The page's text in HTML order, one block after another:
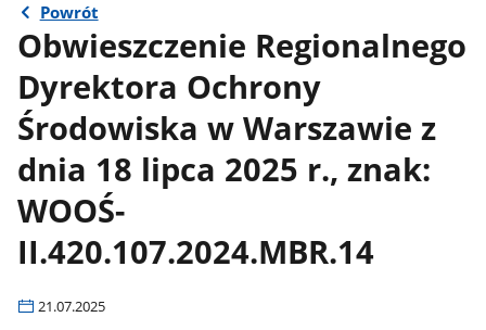
Powrót
Obwieszczenie Regionalnego
Dyrektora Ochrony
Środowiska w Warszawie z
dnia 18 lipca 2025 r., znak:
WOOŚ-
II.420.107.2024.MBR.14
21.07.2025